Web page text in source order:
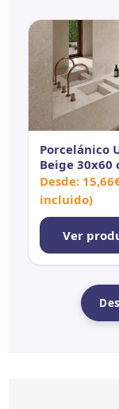
Porcelánico
Beige 30x60
Rect
Desde: 15,66
incluido)
Ver